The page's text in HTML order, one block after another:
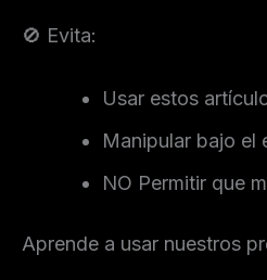
🚫 Evita:
Usar estos
Manipular bajo el
NO Permitir que
Aprende a usar nuestros